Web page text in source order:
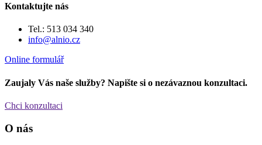
Kontaktujte nás
Tel.: 513 034 340
info@alnio.cz
Online formulář
Zaujaly Vás naše služby? Napište si o nezávaznou konzultaci.
Chci konzultaci
O nás